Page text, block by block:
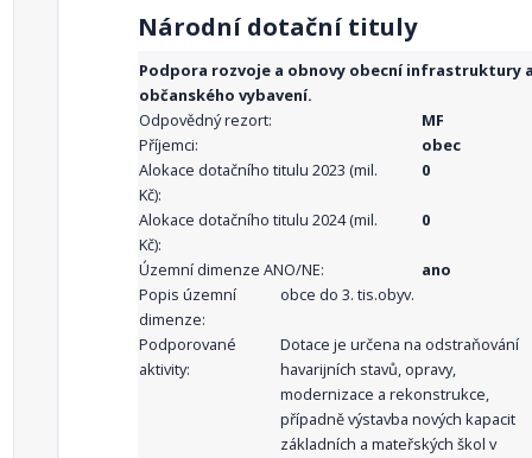
Národní dotační tituly
Podpora rozvoje a obnovy obecní infrastruktury
občanského vybavení.
Odpovědný rezort:
MF
Příjemci:
obec
Alokace dotačního titulu 2023 (mil.
Kč):
0
Alokace dotačního titulu 2024 (mil.
Kč):
0
Územní dimenze ANO/NE:
ano
Popis územní
dimenze:
obce do 3. tis.obyv.
Podporované
aktivity:
Dotace je určena na odstraňování
havarijních stavů, opravy,
modernizace a rekonstrukce,
případně výstavba nových kapacit
základních a mateřských škol v